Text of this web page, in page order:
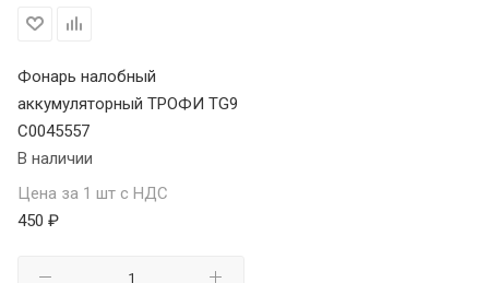
Фонарь налобный
аккумуляторный ТРОФИ TG9
C0045557
В наличии
Цена за 1 шт с НДС
450 ₽